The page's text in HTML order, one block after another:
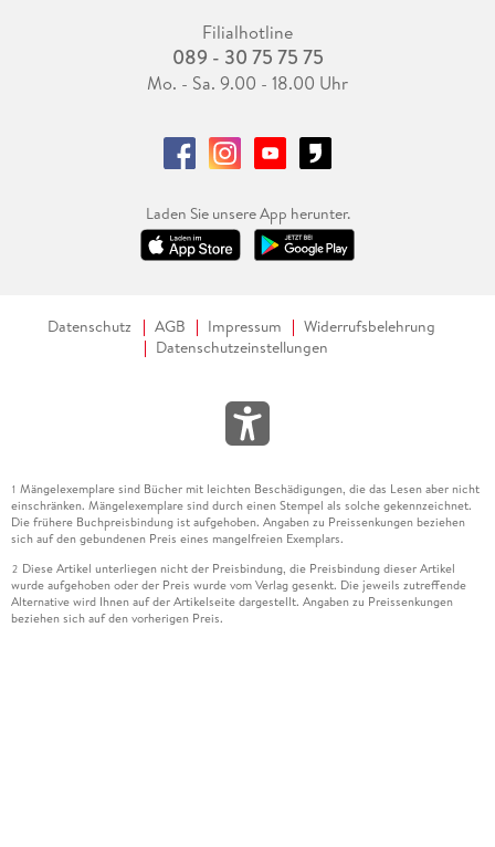
Filialhotline
089 - 30 75 75 75
Mo. - Sa. 9.00 - 18.00 Uhr
Laden Sie unsere App herunter.
Datenschutz AGB Impressum
Widerrufsbelehrung
Datenschutzeinstellungen
1 Mängelexemplare sind Bücher mit leichten Beschädigungen, die das Lesen aber nicht
einschränken. Mängelexemplare sind durch einen Stempel als solche gekennzeichnet.
Die frühere Buchpreisbindung ist aufgehoben. Angaben zu Preissenkungen beziehen
sich auf den gebundenen Preis eines mangelfreien Exemplars.
2 Diese Artikel unterliegen nicht der Preisbindung, die Preisbindung dieser Artikel
wurde aufgehoben oder der Preis wurde vom Verlag gesenkt. Die jeweils zutreffende
Alternative wird Ihnen auf der Artikelseite dargestellt. Angaben zu Preissenkungen
beziehen sich auf den vorherigen Preis.